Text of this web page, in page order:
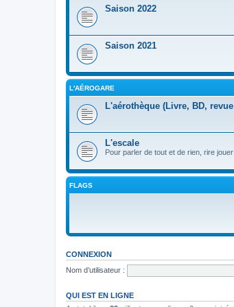
Saison 2022
Saison 2021
L'AÉROGARE
L'aérothèque (Livre, BD,
L'escale
Pour parler de tout et de rien, rire jouer
FLAGS
CONNEXION
Nom d’utilisateur :
QUI EST EN LIGNE